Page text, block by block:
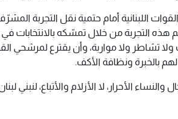
اللبنانية أمام حتمية نقل التجربة
هذه التجربة من خلال تمسّكه بالانتخابات
ولا تشاطر ولا مواربة، وأن يقترع لمرشحي
بالخبرة ونظافة الأكف.
والنساء الأحرار، لا الأزلام والأتباع، لنبني